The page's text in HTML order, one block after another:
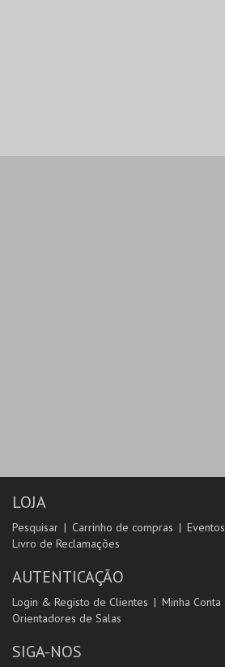
LOJA
Pesquisar Carrinho de compras Eventos
Livro de Reclamações
AUTENTICAÇÃO
Login & Registo de Clientes Minha Conta
Orientadores de Salas
SIGA-NOS